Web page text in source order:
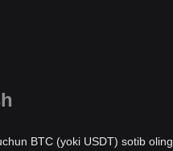
BTC (yoki USDT) sotib oling